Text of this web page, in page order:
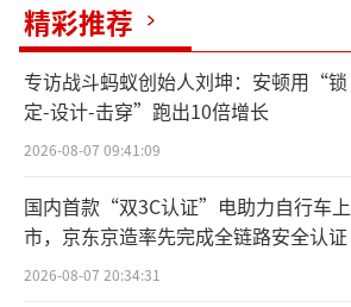
精彩推荐
专访战斗蚂蚁创始人刘坤：安顿用“锁
定-设计-击穿”跑出10倍增长
2026-08-07 09:41:09
国内首款“双3C认证”电助力自行车上
市，京东京造率先完成全链路安全认证
2026-08-07 20:34:31